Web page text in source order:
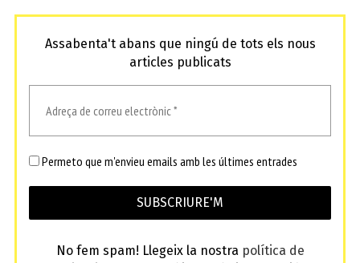
Assabenta't abans que ningú de tots els nous
articles publicats
Permeto que m'envieu emails amb les últimes entrades
No fem spam! Llegeix la nostra política de